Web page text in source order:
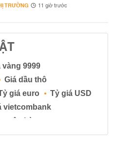
TRƯỜNG 11 giờ trước
vàng 9999
Giá dầu thô
giá euro
Tỷ giá USD
vietcombank
hàng
tiền gửi